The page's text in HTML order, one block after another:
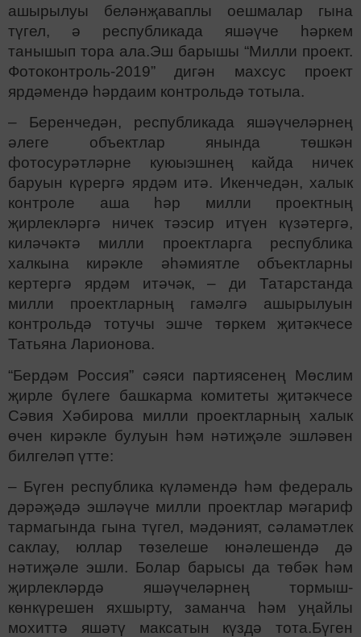
ашырылуы беләнҗаваплы оешмалар гына
түгел, ә республикада яшәүче һәркем
танышып тора ала.Эш барышы “Милли проект.
Фотоконтроль-2019” дигән махсус проект
ярдәмендә һәрдаим контрольдә тотыла.
– Беренчедән, республикада яшәүчеләрнең
әлеге объектлар янында төшкән
фотосурәтләрне куюыэшнең кайда ничек
баруын күрергә ярдәм итә. Икенчедән, халык
контроле аша һәр милли проектның
җирлекләргә ничек тәэсир итүен күзәтергә,
киләчәктә милли проектларга республика
халкына кирәкле әһәмиятле объектларны
кертергә ярдәм итәчәк, – ди Татарстанда
милли проектларның гамәлгә ашырылуын
контрольдә тотучы эшче төркем җитәкчесе
Татьяна Ларионова.
“Бердәм Россия” сәяси партиясенең Мөслим
җирле бүлеге башкарма комитеты җитәкчесе
Сәвия Хәбирова милли проектларның халык
өчен кирәкле булуын һәм нәтиҗәле эшләвен
билгеләп үтте:
– Бүген республика күләмендә һәм федераль
дәрәҗәдә эшләүче милли проектлар мәгариф
тармагында гына түгел, мәдәният, сәламәтлек
саклау, юллар төзелеше юнәлешендә дә
нәтиҗәле эшли. Болар барысы да төбәк һәм
җирлекләрдә яшәүчеләрнең тормыш-
көнкүрешен яхшырту, заманча һәм уңайлы
мохиттә яшәтү максатын күздә тота.Бүген